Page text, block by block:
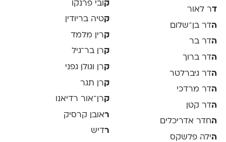
דר לאור
הדר בן־שלום
הדר בר
הדר ברוך
הדר גיברלטר
הדר מרדכי
הדר קטן
החדר אדריכלים
הילה פלשקס
קובי פרנקו
קטיה בריודין
קרין מלמד
קרן בר־גיל
קרן וגולן גפני
קרן תגר
קרן־אור רדיאנו
ראובן קרסיק
רדיש